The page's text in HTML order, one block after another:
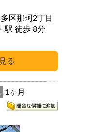
区那珂2丁目
鹿児島本線 竹下 駅 徒歩 8分
1ヶ月